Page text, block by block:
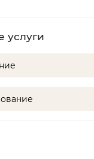
услуги